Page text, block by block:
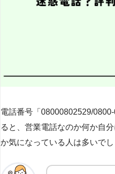
電話番号「08000802529/
ると、営業電話なのか何か自
か気になっている人は多いでし